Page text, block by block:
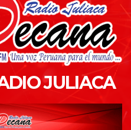
JULIACA